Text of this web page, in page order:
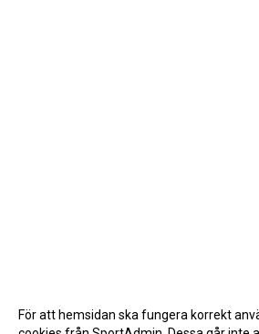
För att hemsidan ska fungera korrekt